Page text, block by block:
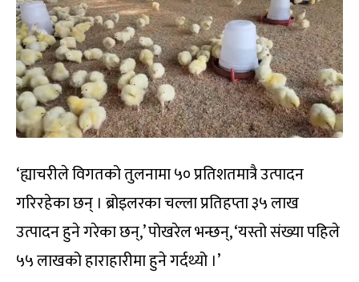
‘ह्याचरीले विगतको तुलनामा ५० प्रतिशतमात्रै उत्पादन
गरिरहेका छन् । ब्रोइलरका चल्ला प्रतिहप्ता ३५ लाख
उत्पादन हुने गरेका छन्,’ पोखरेल भन्छन्, ‘यस्तो संख्या पहिले
५५ लाखको हाराहारीमा हुने गर्दथ्यो ।’